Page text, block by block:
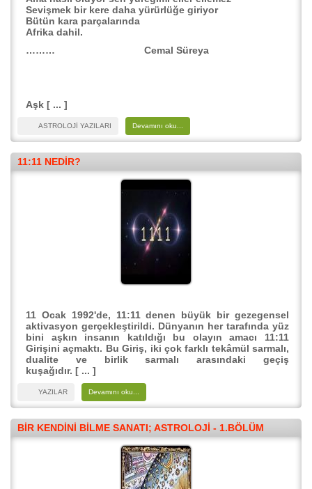
Sevişmek bir kere daha yürürlüğe giriyor
Bütün kara parçalarında
Afrika dahil.
……… Cemal Süreya
Aşk [ ... ]
ASTROLOJİ YAZILARI Devamını oku...
11:11 NEDIR?
11 Ocak 1992'de, 11:11 denen büyük bir gezegensel
aktivasyon gerçekleştirildi. Dünyanın her tarafında yüz
bini aşkın insanın katıldığı bu olayın amacı 11:11
Girişini açmaktı. Bu Giriş, iki çok farklı tekâmül sarmalı,
dualite ve birlik sarmalı arasındaki geçiş
kuşağıdır. [ ... ]
YAZILAR Devamını oku...
BIR KENDINI BILME SANATI; ASTROLOJI - 1.BÖLÜM